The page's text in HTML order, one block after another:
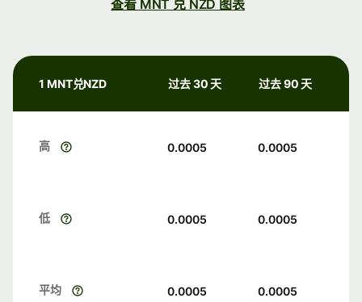
查看 MNT 兑 NZD 图表
1 MNT兑NZD 过去 30 天 过去 90 天
高 0.0005 0.0005
低 0.0005 0.0005
平均 0.0005 0.0005